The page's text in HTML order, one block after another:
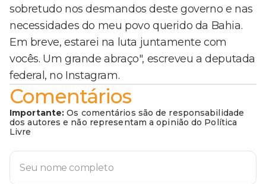
sobretudo nos desmandos deste governo e nas
necessidades do meu povo querido da Bahia.
Em breve, estarei na luta juntamente com
vocês. Um grande abraço", escreveu a deputada
federal, no Instagram.
Comentários
Importante: Os comentários são de responsabilidade
dos autores e não representam a opinião do Política
Livre